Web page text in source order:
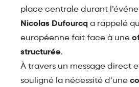
place centrale durant
Nicolas Dufourcq a rappelé
européenne fait face à une
structurée.
À travers un message direct
souligné la nécessité d’une